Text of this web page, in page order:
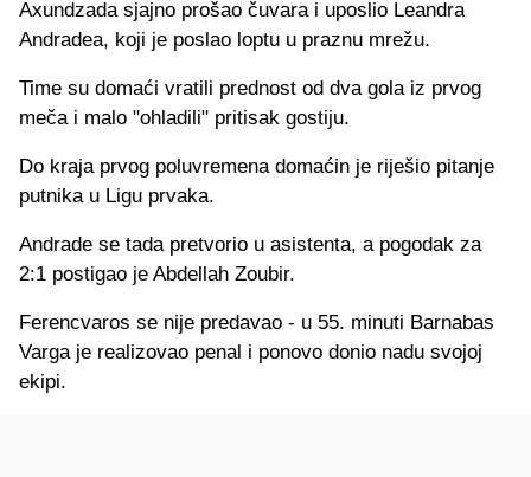
Axundzada sjajno prošao čuvara i uposlio Leandra
Andradea, koji je poslao loptu u praznu mrežu.
Time su domaći vratili prednost od dva gola iz prvog
meča i malo "ohladili" pritisak gostiju.
Do kraja prvog poluvremena domaćin je riješio pitanje
putnika u Ligu prvaka.
Andrade se tada pretvorio u asistenta, a pogodak za
2:1 postigao je Abdellah Zoubir.
Ferencvaros se nije predavao - u 55. minuti Barnabas
Varga je realizovao penal i ponovo donio nadu svojoj
ekipi.